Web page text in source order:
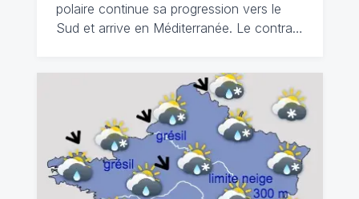
polaire continue sa progression vers le
Sud et arrive en Méditerranée. Le contra…